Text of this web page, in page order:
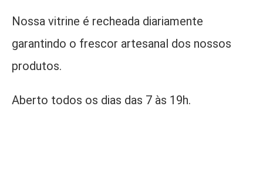
Nossa vitrine é recheada diariamente
garantindo o frescor artesanal dos nossos
produtos.
Aberto todos os dias das 7 às 19h.